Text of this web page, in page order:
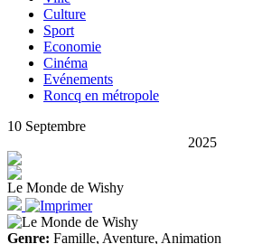
Culture
Sport
Economie
Cinéma
Evénements
Roncq en métropole
10 Septembre
2025
Le Monde de Wishy
Genre: Famille, Aventure, Animation